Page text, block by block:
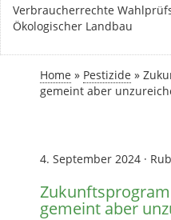
Verbraucherrechte
Ökologischer Landbau
Home » Pestizide »
gemeint aber
4. September 2024 ·
gemeint aber